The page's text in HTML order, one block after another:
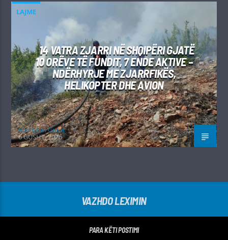
LAJME
14 VATRA ZJARRI NË SHQIPËRI GJATË
10 ORËVE TË FUNDIT, 7 ENDE AKTIVE –
NDËRHYRJE ME ZJARRFIKËS,
HELIKOPTER DHE AVION
Kushtrim Guraj
6 GUSHT, 2026
VAZHDO LEXIMIN
PARA KËTI POSTIMI